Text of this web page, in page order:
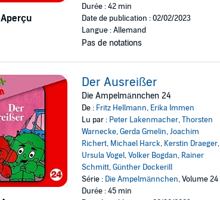
Aperçu
Durée : 42 min
Date de publication : 02/02/2023
Langue : Allemand
Pas de notations
Der Ausreißer
Die Ampelmännchen 24
De : Fritz Hellmann, Erika Immen
Lu par : Peter Lakenmacher,Thorsten
Warnecke,Gerda Gmelin,Joachim
Richert, Michael Harck, Kerstin Draeger,
Ursula Vogel,Volker Bogdan, Rainer
Schmitt,Günther Dockerill
Série : Die Ampelmännchen, Volume 24
Durée : 45 min